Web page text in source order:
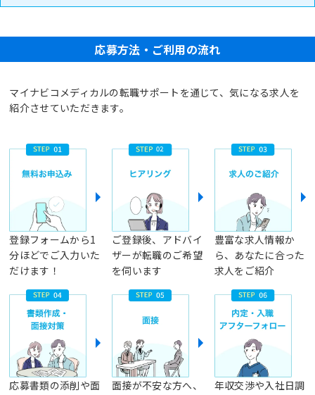
応募方法・ご利用の流れ
マイナビコメディカルの転職サポートを通じて、気になる求人を
紹介させていただきます。
登録フォームから1
分ほどでご入力いた
だけます！
ご登録後、アドバイ
ザーが転職のご希望
を伺います
豊富な求人情報か
ら、あなたに合った
求人をご紹介
応募書類の添削や面
面接が不安な方へ、
年収交渉や入社日調